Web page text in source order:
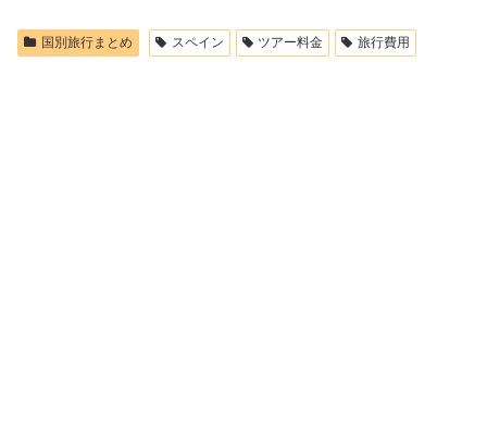
国別旅行まとめ スペイン ツアー料金 旅行費用